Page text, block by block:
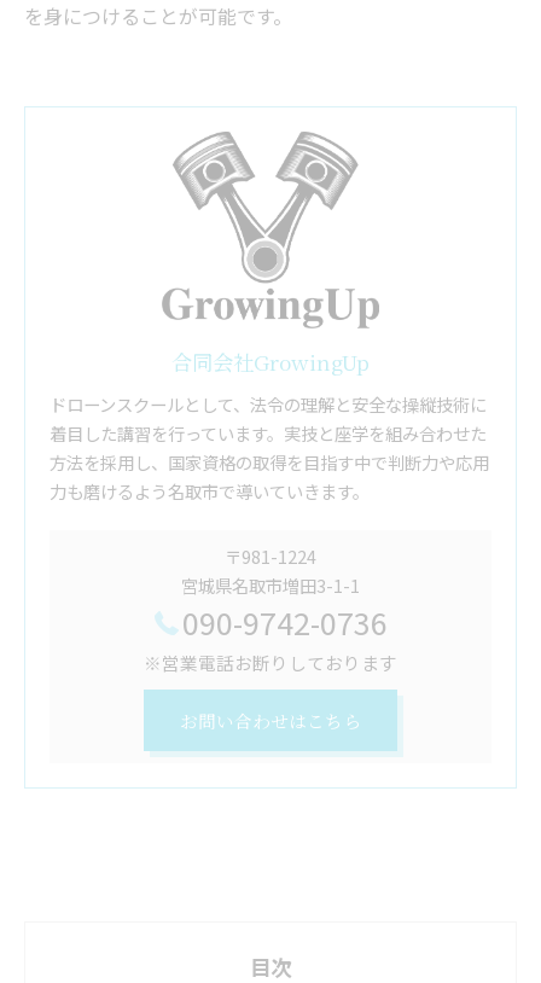
を身につけることが可能です。
合同会社GrowingUp
ドローンスクールとして、法令の理解と安全な操縦技術に
着目した講習を行っています。実技と座学を組み合わせた
方法を採用し、国家資格の取得を目指す中で判断力や応用
力も磨けるよう名取市で導いていきます。
〒981-1224
宮城県名取市増田3-1-1
090-9742-0736
※営業電話お断りしております
お問い合わせはこちら
目次